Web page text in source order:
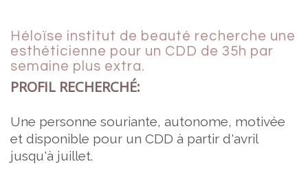
Héloïse institut de beauté recherche une
esthéticienne pour un CDD de 35h par
semaine plus extra.
PROFIL RECHERCHÉ:
Une personne souriante, autonome, motivée
et disponible pour un CDD à partir d'avril
jusqu'à juillet.